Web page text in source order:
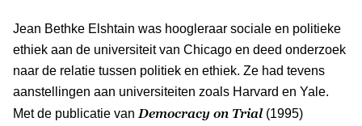
Jean Bethke Elshtain was hoogleraar sociale en politieke
ethiek aan de universiteit van Chicago en deed onderzoek
naar de relatie tussen politiek en ethiek. Ze had tevens
aanstellingen aan universiteiten zoals Harvard en Yale.
Met de publicatie van Democracy on Trial(1995)